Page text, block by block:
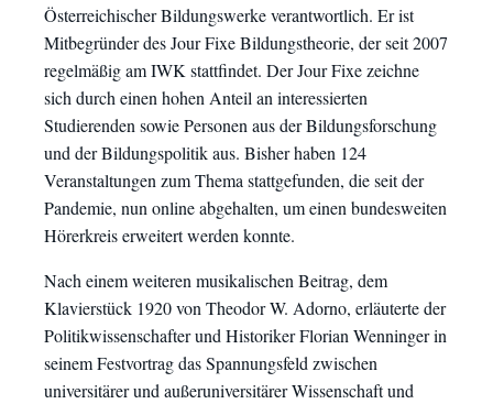
Österreichischer Bildungswerke verantwortlich. Er ist
Mitbegründer des Jour Fixe Bildungstheorie, der seit 2007
regelmäßig am IWK stattfindet. Der Jour Fixe zeichne
sich durch einen hohen Anteil an interessierten
Studierenden sowie Personen aus der Bildungsforschung
und der Bildungspolitik aus. Bisher haben 124
Veranstaltungen zum Thema stattgefunden, die seit der
Pandemie, nun online abgehalten, um einen bundesweiten
Hörerkreis erweitert werden konnte.
Nach einem weiteren musikalischen Beitrag, dem
Klavierstück 1920 von Theodor W. Adorno, erläuterte der
Politikwissenschafter und Historiker Florian Wenninger in
seinem Festvortrag das Spannungsfeld zwischen
universitärer und außeruniversitärer Wissenschaft und